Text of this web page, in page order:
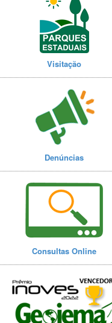
Visitação
Denúncias
Consultas Online